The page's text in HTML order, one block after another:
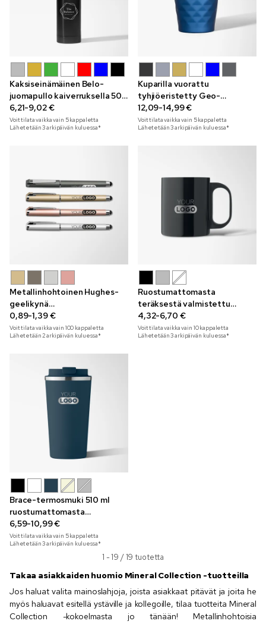
Kaksiseinämäinen Belo-
juomapullo kaiverruksella 500
ml
6,21-9,02 €
Voit tilata vaikka vain 5kappaletta
Lähetetään 3 arkipäivän kuluessa*
Kuparilla vuorattu
tyhjiöeristetty Geo-
termoskuppi 350 ml
12,09-14,99 €
Voit tilata vaikka vain 5kappaletta
Lähetetään 3 arkipäivän kuluessa*
Metallinhohtoinen Hughes-
geelikynä
kosketusnäyttöpäällä
0,89-1,39 €
Voit tilata vaikka vain 100 kappaletta
Lähetetään 2 arkipäivän kuluessa*
Ruostumattomasta
teräksestä valmistettu
Taniss-muki kaiverruksella
300 ml
4,32-6,70 €
Voit tilata vaikka vain 10kappaletta
Lähetetään 3 arkipäivän kuluessa*
Brace-termosmuki 510 ml
ruostumattomasta
teräksestä
6,59-10,99 €
Voit tilata vaikka vain 5kappaletta
Lähetetään 3 arkipäivän kuluessa*
1 - 19 / 19 tuotetta
Takaa asiakkaiden huomio Mineral Collection -tuotteilla
Jos haluat valita mainoslahjoja, joista asiakkaat pitävät ja joita he
myös haluavat esitellä ystäville ja kollegoille, tilaa tuotteita Mineral
Collection -kokoelmasta jo tänään! Metallinhohtoisia